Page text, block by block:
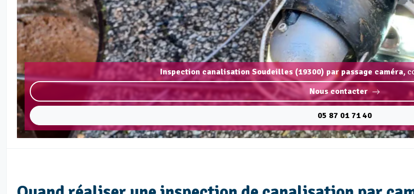
Inspection canalisation Soudeilles (19300) par passage caméra,
Nous contacter
05 87 01 71 40